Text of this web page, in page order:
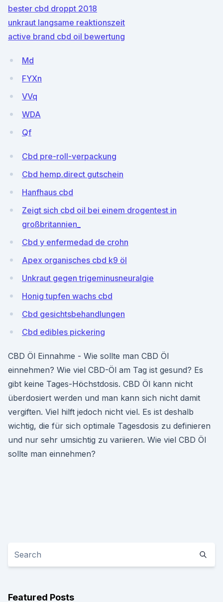
bester cbd droppt 2018
unkraut langsame reaktionszeit
active brand cbd oil bewertung
Md
FYXn
VVq
WDA
Qf
Cbd pre-roll-verpackung
Cbd hemp.direct gutschein
Hanfhaus cbd
Zeigt sich cbd oil bei einem drogentest in
großbritannien_
Cbd y enfermedad de crohn
Apex organisches cbd k9 öl
Unkraut gegen trigeminusneuralgie
Honig tupfen wachs cbd
Cbd gesichtsbehandlungen
Cbd edibles pickering
CBD Öl Einnahme - Wie sollte man CBD Öl
einnehmen? Wie viel CBD-Öl am Tag ist gesund? Es
gibt keine Tages-Höchstdosis. CBD Öl kann nicht
überdosiert werden und man kann sich nicht damit
vergiften. Viel hilft jedoch nicht viel. Es ist deshalb
wichtig, die für sich optimale Tagesdosis zu definieren
und nur sehr umsichtig zu variieren. Wie viel CBD Öl
sollte man einnehmen?
Featured Posts